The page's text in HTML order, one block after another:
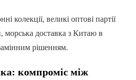
колекції, великі оптові партії
морська доставка з Китаю в
рішенням.
компроміс між